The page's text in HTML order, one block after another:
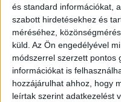
és standard információkat,
szabott hirdetésekhez és
méréséhez,
küld. Az Ön engedélyével
módszerrel szerzett pontos
információkat is
hozzájárulhat ahhoz, hogy
leírtak szerint adatkezelést
results